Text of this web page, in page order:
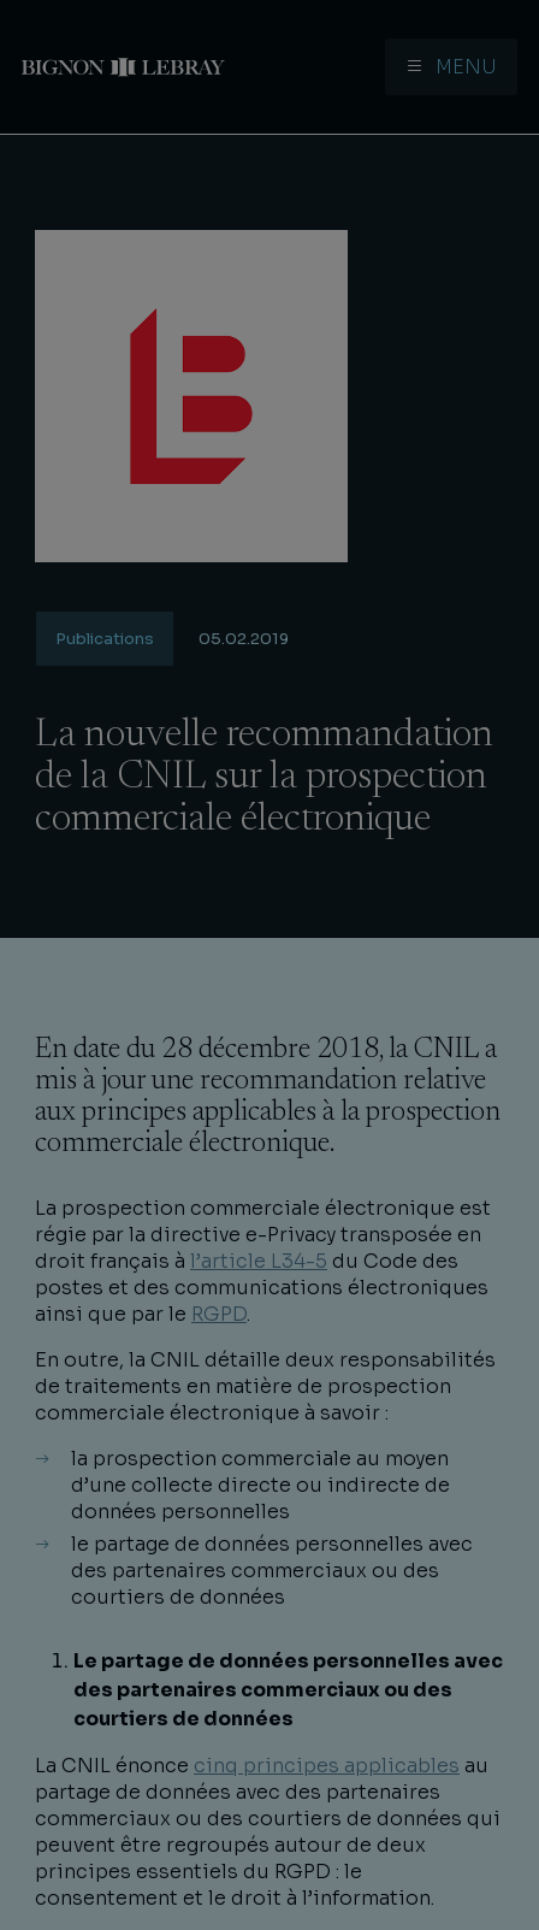
MENU
Publications 05.02.2019
La nouvelle recommandation
de la CNIL sur la prospection
commerciale électronique
En date du 28 décembre 2018, la CNIL a
mis à jour une recommandation relative
aux principes applicables à la prospection
commerciale électronique.
La prospection commerciale électronique est
régie par la directive e-Privacy transposée en
droit français à l’article L34-5 du Code des
postes et des communications électroniques
ainsi que par le RGPD.
En outre, la CNIL détaille deux responsabilités
de traitements en matière de prospection
commerciale électronique à savoir :
la prospection commerciale au moyen
d’une collecte directe ou indirecte de
données personnelles
le partage de données personnelles avec
des partenaires commerciaux ou des
courtiers de données
Le partage de données personnelles avec
des partenaires commerciaux ou des
courtiers de données
La CNIL énonce cinq principes applicables au
partage de données avec des partenaires
commerciaux ou des courtiers de données qui
peuvent être regroupés autour de deux
principes essentiels du RGPD : le
consentement et le droit à l’information.